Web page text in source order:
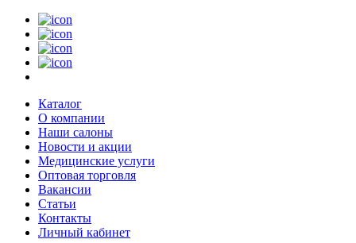
Каталог
О компании
Наши салоны
Новости и акции
Медицинские услуги
Оптовая торговля
Вакансии
Статьи
Контакты
Личный кабинет